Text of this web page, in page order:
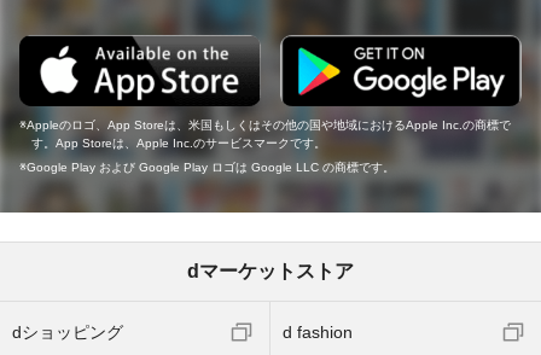
Appleのロゴ、App Storeは、米国もしくはその他の国や地域におけるApple Inc.の商標で
す。App Storeは、Apple Inc.のサービスマークです。
Google Play および Google Play ロゴは Google LLC の商標です。
dマーケットストア
dショッピング d fashion